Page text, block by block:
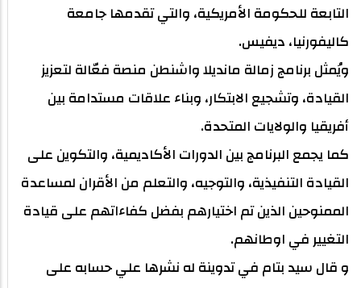
التابعة للحكومة الأمريكية، والتي تقدمها جامعة
كاليفورنيا، ديفيس.
ويُمثل برنامج زمالة مانديلا واشنطن منصة فعّالة لتعزيز
القيادة، وتشجيع الابتكار، وبناء علاقات مستدامة بين
أفريقيا والولايات المتحدة.
كما يجمع البرنامج بين الدورات الأكاديمية، والتكوين على
القيادة التنفيذية، والتوجيه، والتعلم من الأقران لمساعدة
الممنوحين الذين تم اختيارهم بفضل كفاءاتهم على قيادة
التغيير في اوطانهم.
و قال سيد بتام في تدوينة له نشرها علي حسابه على